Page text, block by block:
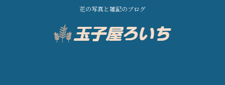
花の写真と雑記のブログ